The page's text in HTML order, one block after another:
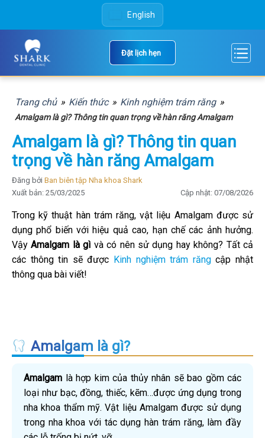
content
English
Đặt lịch hẹn
Trang chủ » Kiến thức » Kinh nghiệm trám răng »
Amalgam là gì? Thông tin quan trọng về hàn răng Amalgam
Amalgam là gì? Thông tin quan
trọng về hàn răng Amalgam
Đăng bởi Ban biên tập Nha khoa Shark
Xuất bản: 25/03/2025
Cập nhật: 07/08/2026
Trong kỹ thuật hàn trám răng, vật liệu Amalgam được sử
dụng phổ biến với hiệu quả cao, hạn chế các ảnh hưởng.
VậyAmalgam là gì và có nên sử dụng hay không? Tất cả
các thông tin sẽ được Kinh nghiệm trám răngcập nhật
thông qua bài viết!
Amalgam là gì?
Amalgam là hợp kim của thủy nhân sẽ bao gồm các
loại như bạc, đồng, thiếc, kẽm…được ứng dụng trong
nha khoa thẩm mỹ. Vật liệu Amalgam được sử dụng
trong nha khoa với tác dụng hàn trám răng, làm đầy